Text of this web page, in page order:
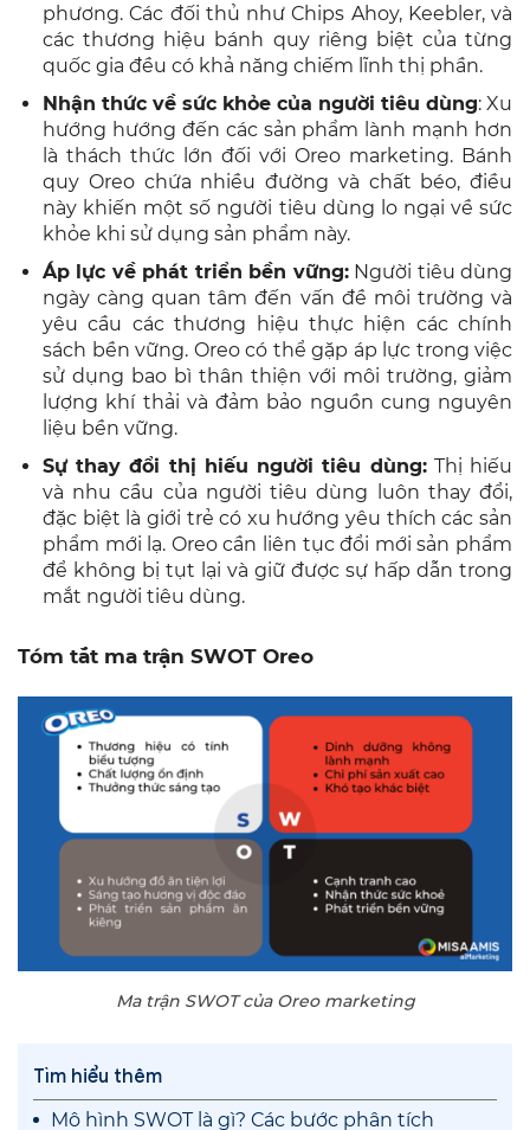
phương. Các đối thủ như Chips Ahoy, Keebler, và
các thương hiệu bánh quy riêng biệt của từng
quốc gia đều có khả năng chiếm lĩnh thị phần.
Nhận thức về sức khỏe của người tiêu dùng: Xu
hướng hướng đến các sản phẩm lành mạnh hơn
là thách thức lớn đối với Oreo marketing. Bánh
quy Oreo chứa nhiều đường và chất béo, điều
này khiến một số người tiêu dùng lo ngại về sức
khỏe khi sử dụng sản phẩm này.
Áp lực về phát triển bền vững:Người tiêu dùng
ngày càng quan tâm đến vấn đề môi trường và
yêu cầu các thương hiệu thực hiện các chính
sách bền vững. Oreo có thể gặp áp lực trong việc
sử dụng bao bì thân thiện với môi trường, giảm
lượng khí thải và đảm bảo nguồn cung nguyên
liệu bền vững.
Sự thay đổi thị hiếu người tiêu dùng:Thị hiếu
và nhu cầu của người tiêu dùng luôn thay đổi,
đặc biệt là giới trẻ có xu hướng yêu thích các sản
phẩm mới lạ. Oreo cần liên tục đổi mới sản phẩm
để không bị tụt lại và giữ được sự hấp dẫn trong
mắt người tiêu dùng.
Tóm tắt ma trận SWOT Oreo
Ma trận SWOT của Oreo marketing
Tìm hiểu thêm
Mô hình SWOT là gì? Các bước phân tích